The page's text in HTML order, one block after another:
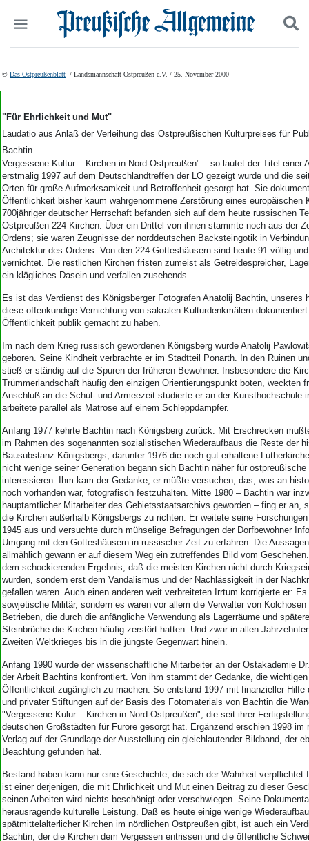
Start
Wer wir sind
Aktuelle Ausgabe
Abonnenten-Login
Abonnent werden
Abo Prämien
Archiv
Mediadaten
Politik
Gesellschaft
Geschichte
Ostpreußen
Pommern
Berlin-Brandenburg
Schlesien
Danzig und Westpreußen
Bücher
Kontakt
Impressum
Datenschutz
Suchen und finden
© Das Ostpreußenblatt / Landsmannschaft Ostpreußen e.V. / 25. November 2000
"Für Ehrlichkeit und Mut"
Laudatio aus Anlaß der Verleihung des Ostpreußischen Kulturpreises für
Bachtin
Vergessene Kultur – Kirchen in Nord-Ostpreußen" – so lautet der Titel einer
erstmalig 1997 auf dem Deutschlandtreffen der LO gezeigt wurde und die
Orten für große Aufmerksamkeit und Betroffenheit gesorgt hat. Sie
Öffentlichkeit bisher kaum wahrgenommene Zerstörung eines europäischen
700jähriger deutscher Herrschaft befanden sich auf dem heute russischen
Ostpreußen 224 Kirchen. Über ein Drittel von ihnen stammte noch aus der
Ordens; sie waren Zeugnisse der norddeutschen Backsteingotik in
Architektur des Ordens. Von den 224 Gotteshäusern sind heute 91 völlig
vernichtet. Die restlichen Kirchen fristen zumeist als Getreidespreicher,
ein klägliches Dasein und verfallen zusehends.
Es ist das Verdienst des Königsberger Fotografen Anatolij Bachtin, unseres
diese offenkundige Vernichtung von sakralen Kulturdenkmälern
Öffentlichkeit publik gemacht zu haben.
Im nach dem Krieg russisch gewordenen Königsberg wurde Anatolij
geboren. Seine Kindheit verbrachte er im Stadtteil Ponarth. In den Ruinen
stieß er ständig auf die Spuren der früheren Bewohner. Insbesondere die
Trümmerlandschaft häufig den einzigen Orientierungspunkt boten, weckten
Anschluß an die Schul- und Armeezeit studierte er an der Kunsthochschule
arbeitete parallel als Matrose auf einem Schleppdampfer.
Anfang 1977 kehrte Bachtin nach Königsberg zurück. Mit Erschrecken
im Rahmen des sogenannten sozialistischen Wiederaufbaus die Reste der
Bausubstanz Königsbergs, darunter 1976 die noch gut erhaltene
nicht wenige seiner Generation begann sich Bachtin näher für
interessieren. Ihm kam der Gedanke, er müßte versuchen, das, was an
noch vorhanden war, fotografisch festzuhalten. Mitte 1980 – Bachtin war
hauptamtlicher Mitarbeiter des Gebietsstaatsarchivs geworden – fing er an,
die Kirchen außerhalb Königsbergs zu richten. Er weitete seine
1945 aus und versuchte durch mühselige Befragungen der Dorfbewohner
Umgang mit den Gotteshäusern in russischer Zeit zu erfahren. Die
allmählich gewann er auf diesem Weg ein zutreffendes Bild vom
dem schockierenden Ergebnis, daß die meisten Kirchen nicht durch
wurden, sondern erst dem Vandalismus und der Nachlässigkeit in der
gefallen waren. Auch einen anderen weit verbreiteten Irrtum korrigierte er:
sowjetische Militär, sondern es waren vor allem die Verwalter von Kolchosen
Betrieben, die durch die anfängliche Verwendung als Lagerräume und
Steinbrüche die Kirchen häufig zerstört hatten. Und zwar in allen
Zweiten Weltkrieges bis in die jüngste Gegenwart hinein.
Anfang 1990 wurde der wissenschaftliche Mitarbeiter an der Ostakademie
der Arbeit Bachtins konfrontiert. Von ihm stammt der Gedanke, die
Öffentlichkeit zugänglich zu machen. So entstand 1997 mit finanzieller Hilfe
und privater Stiftungen auf der Basis des Fotomaterials von Bachtin die
"Vergessene Kulur – Kirchen in Nord-Ostpreußen", die seit ihrer
deutschen Großstädten für Furore gesorgt hat. Ergänzend erschien 1998 im
Verlag auf der Grundlage der Ausstellung ein gleichlautender Bildband, der
Beachtung gefunden hat.
Bestand haben kann nur eine Geschichte, die sich der Wahrheit verpflichtet
ist einer derjenigen, die mit Ehrlichkeit und Mut einen Beitrag zu dieser
seinen Arbeiten wird nichts beschönigt oder verschwiegen. Seine
herausragende kulturelle Leistung. Daß es heute einige wenige
spätmittelalterlicher Kirchen im nördlichen Ostpreußen gibt, ist auch ein
Bachtin, der die Kirchen dem Vergessen entrissen und die öffentliche